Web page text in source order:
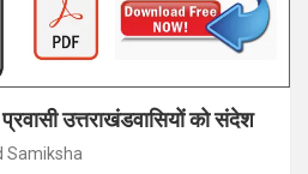
उत्तराखंडवासियों को संदेश
Samiksha